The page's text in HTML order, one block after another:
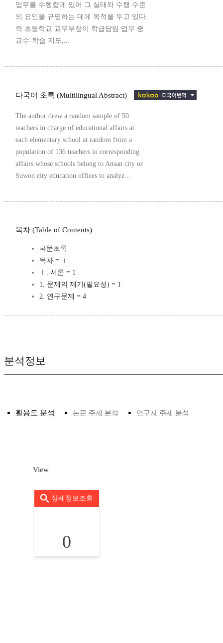
업무를 수행함에 있어 그 실태와 수행 수준
의 요인을 규명하는 데에 목적을 두고 있다.
즉 초등학교 교무부장이 학급담임 업무 중
교수-학습 지도,...
다국어 초록 (Multilingual Abstract)
The author drew a random sample of 50
teachers in charge of educational affairs at
each elementary school at random from a
population of 136 teachers in corresponding
affairs whose schools belong to Ansan city or
Suwon city education offices to analyz...
목차 (Table of Contents)
국문초록
목차 = ⅰ
Ⅰ. 서론 = 1
1. 문제의 제기(필요성) = 1
2. 연구문제 = 4
분석정보
활용도 분석 논문 주제 분석 연구자 주제 분석
View
상세정보조회
0